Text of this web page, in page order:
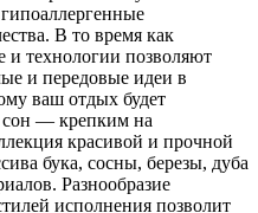
В то время как
и технологии позволяют
и передовые идеи в
ваш отдых будет
— крепким на
красивой и прочной
бука, сосны, березы, дуба
Разнообразие
исполнения позволит